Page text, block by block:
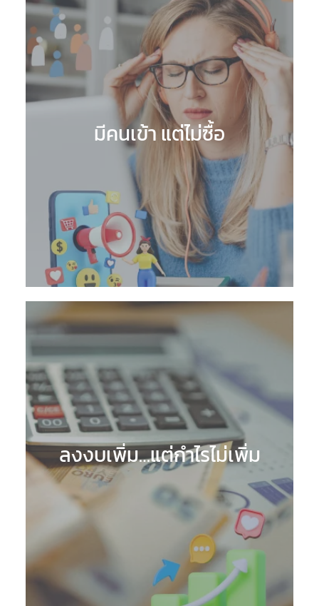
มีคนเข้า แต่ไม่ซื้อ
ลงงบเพิ่ม…แต่กำไรไม่เพิ่ม